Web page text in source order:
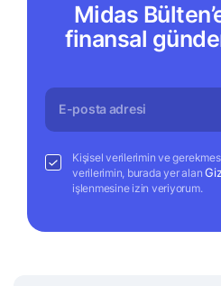
Midas
finansal
Kişisel verilerimin ve
verilerimin, burada yer alan
işlenmesine izin veriyorum.